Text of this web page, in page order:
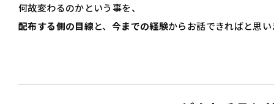
何故変わるのかという事を、
配布する側の目線と、 今までの経験からお話できればと思い